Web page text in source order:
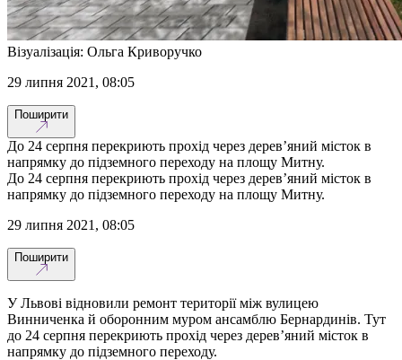
Візуалізація: Ольга Криворучко
29 липня 2021, 08:05
Поширити
До 24 серпня перекриють прохід через дерев’яний місток в
напрямку до підземного переходу на площу Митну.
До 24 серпня перекриють прохід через дерев’яний місток в
напрямку до підземного переходу на площу Митну.
29 липня 2021, 08:05
Поширити
У Львові відновили ремонт території між вулицею
Винниченка й оборонним муром ансамблю Бернардинів. Тут
до 24 серпня перекриють прохід через дерев’яний місток в
напрямку до підземного переходу.